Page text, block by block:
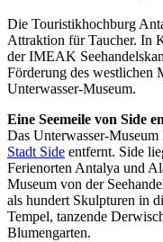
Die Touristikhochburg
Attraktion für Taucher. In
der IMEAK
Förderung des westlichen
Unterwasser-Museum.
Eine Seemeile von Side
Das Unterwasser-
Stadt Side entfernt. Side
Ferienorten Antalya und
Museum von der
als hundert Skulpturen in
Tempel, tanzende
Blumengarten.